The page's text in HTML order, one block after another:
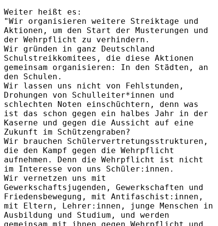
Weiter heißt es:
"Wir organisieren weitere Streiktage und
Aktionen, um den Start der Musterungen und
der Wehrpflicht zu verhindern.
Wir gründen in ganz Deutschland
Schulstreikkomitees, die diese Aktionen
gemeinsam organisieren: In den Städten, an
den Schulen.
Wir lassen uns nicht von Fehlstunden,
Drohungen von Schulleiter*innen und
schlechten Noten einschüchtern, denn was
ist das schon gegen ein halbes Jahr in der
Kaserne und gegen die Aussicht auf eine
Zukunft im Schützengraben?
Wir brauchen Schülervertretungsstrukturen,
die den Kampf gegen die Wehrpflicht
aufnehmen. Denn die Wehrpflicht ist nicht
im Interesse von uns Schüler:innen.
Wir vernetzen uns mit
Gewerkschaftsjugenden, Gewerkschaften und
Friedensbewegung, mit Antifaschist:innen,
mit Eltern, Lehrer:innen, junge Menschen in
Ausbildung und Studium, und werden
gemeinsam mit ihnen gegen Wehrpflicht und